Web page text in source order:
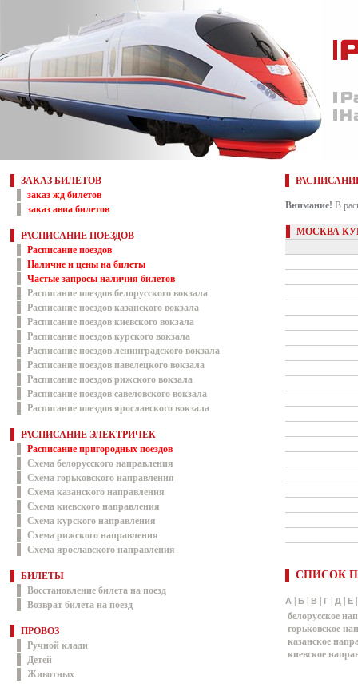
ЗАКАЗ БИЛЕТОВ
заказ жд билетов
заказ авиа билетов
РАСПИСАНИЕ ПОЕЗДОВ
Расписание поездов
Наличие и цены на билеты
Частые запросы наличия билетов
Расписание поездов белорусского вокзала
Расписание поездов казанского вокзала
Расписание поездов киевского вокзала
Расписание поездов курского вокзала
Расписание поездов ленинградского вокзала
Расписание поездов павелецкого вокзала
Расписание поездов рижского вокзала
Расписание поездов савеловского вокзала
Расписание поездов ярославского вокзала
РАСПИСАНИЕ ЭЛЕКТРИЧЕК
Расписание пригородных поездов
Схема белорусского направления
Схема горьковского направления
Схема казанского направления
Схема киевского направления
Схема курского направления
Схема рижского направления
Схема ярославского направления
БИЛЕТЫ
Восстановление билета на поезд
Возврат билета на поезд
ПРОВОЗ
Ручной клади
Детей
Животных
Внимание! В
МОСКВА
СПИСОК
А Б В Г Д Е
белорусское
горьковское
казанское
киевское